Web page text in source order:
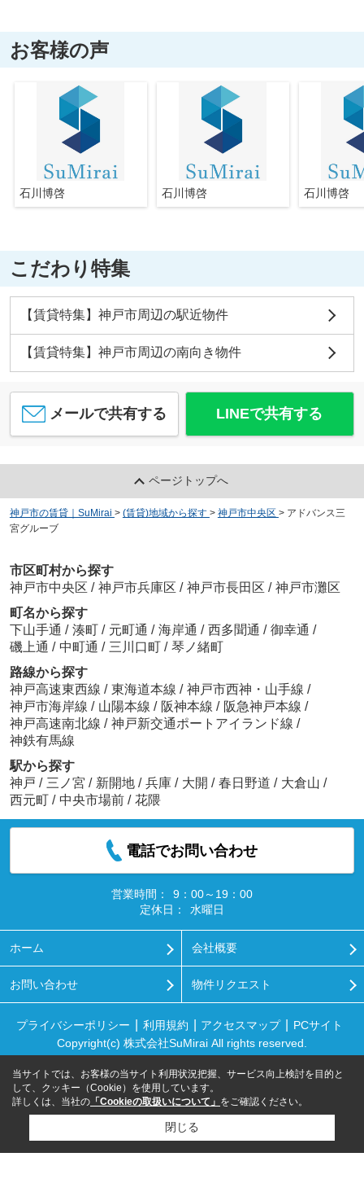
お客様の声
石川博啓 石川博啓 石川博啓
こだわり特集
【賃貸特集】神戸市周辺の駅近物件
【賃貸特集】神戸市周辺の南向き物件
メールで共有する LINEで共有する
ページトップへ
神戸市の賃貸｜SuMirai > (賃貸)地域から探す > 神戸市中央区 > アドバンス三
宮グルーブ
市区町村から探す
神戸市中央区 / 神戸市兵庫区 / 神戸市長田区 / 神戸市灘区
町名から探す
下山手通 / 湊町 / 元町通 / 海岸通 / 西多聞通 / 御幸通 /
磯上通 / 中町通 / 三川口町 / 琴ノ緒町
路線から探す
神戸高速東西線 / 東海道本線 / 神戸市西神・山手線 /
神戸市海岸線 / 山陽本線 / 阪神本線 / 阪急神戸本線 /
神戸高速南北線 / 神戸新交通ポートアイランド線 /
神鉄有馬線
駅から探す
神戸 / 三ノ宮 / 新開地 / 兵庫 / 大開 / 春日野道 / 大倉山 /
西元町 / 中央市場前 / 花隈
電話でお問い合わせ
営業時間：
9：00～19：00
定休日：
水曜日
ホーム 会社概要
お問い合わせ 物件リクエスト
プライバシーポリシー 利用規約 アクセスマップ
PCサイト
Copyright(c) 株式会社SuMirai All rights reserved.
当サイトでは、お客様の当サイト利用状況把握、サービス向上検討を目的と
して、クッキー（Cookie）を使用しています。
詳しくは、当社の 「Cookieの取扱いについて」 をご確認ください。
閉じる